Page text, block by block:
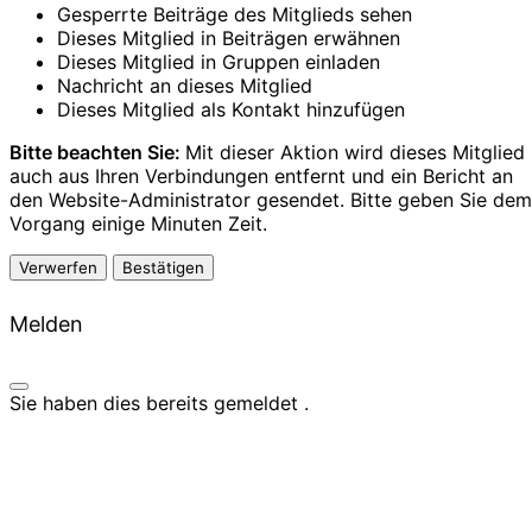
Gesperrte Beiträge des Mitglieds sehen
Dieses Mitglied in Beiträgen erwähnen
Dieses Mitglied in Gruppen einladen
Nachricht an dieses Mitglied
Dieses Mitglied als Kontakt hinzufügen
Bitte beachten Sie: Mit dieser Aktion wird dieses Mitglied
auch aus Ihren Verbindungen entfernt und ein Bericht an
den Website-Administrator gesendet. Bitte geben Sie dem
Vorgang einige Minuten Zeit.
Bestätigen
Melden
Sie haben dies bereits gemeldet .